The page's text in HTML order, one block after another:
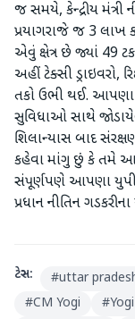
જ સમયે, કેન્દ્રીય
પ્રયાગરાજે જ 3 લાખ
એવું ક્ષેત્ર છે જ્યાં 49
અહીં ટેક્સી ડ્રાઇવરો,
તકો ઉભી થઈ. આપણા
સુવિધાઓ સાથે
શિલાન્યાસ બાદ
કહેવા માંગુ છું કે તમે આ
સંપૂર્ણપણે આપણા
પ્રધાન નીતિન
ટેગ્સ: #uttar
#CM Yogi #